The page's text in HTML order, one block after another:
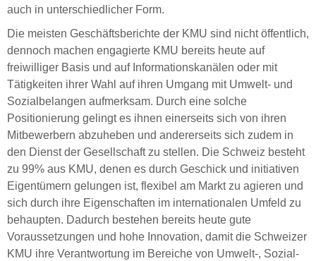
auch in unterschiedlicher Form.
Die meisten Geschäftsberichte der KMU sind nicht öffentlich,
dennoch machen engagierte KMU bereits heute auf
freiwilliger Basis und auf Informationskanälen oder mit
Tätigkeiten ihrer Wahl auf ihren Umgang mit Umwelt- und
Sozialbelangen aufmerksam. Durch eine solche
Positionierung gelingt es ihnen einerseits sich von ihren
Mitbewerbern abzuheben und andererseits sich zudem in
den Dienst der Gesellschaft zu stellen. Die Schweiz besteht
zu 99% aus KMU, denen es durch Geschick und initiativen
Eigentümern gelungen ist, flexibel am Markt zu agieren und
sich durch ihre Eigenschaften im internationalen Umfeld zu
behaupten. Dadurch bestehen bereits heute gute
Voraussetzungen und hohe Innovation, damit die Schweizer
KMU ihre Verantwortung im Bereiche von Umwelt-, Sozial-